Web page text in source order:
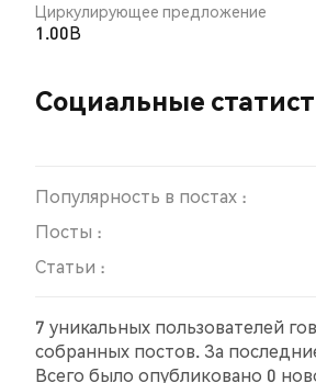
Циркулирующее предложение
1.00B
Социальные
Популярность в постах :
Посты :
Статьи :
7 уникальных пользователей
собранных постов. За
Всего было опубликовано 0